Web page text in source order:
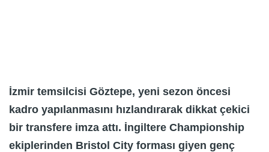
İzmir temsilcisi Göztepe, yeni sezon öncesi
kadro yapılanmasını hızlandırarak dikkat çekici
bir transfere imza attı. İngiltere Championship
ekiplerinden Bristol City forması giyen genç